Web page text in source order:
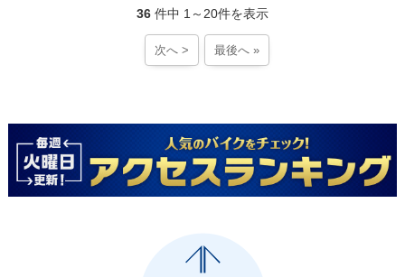
36 件中 1～20件を表示
次へ > 最後へ »